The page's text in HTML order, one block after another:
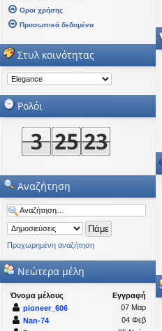
Οροι χρήσης
Προσωπικά δεδομένα
Στυλ κοινότητας
Ρολόι
Αναζήτηση
Προχωρημένη αναζήτηση
Νεώτερα μέλη
Όνομα μέλους
Εγγραφή
pioneer_606
07 Μαρ
Nan-74
04 Φεβ